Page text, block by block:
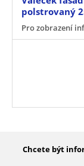
polstrovaný
Pro zobrazení
Chcete být